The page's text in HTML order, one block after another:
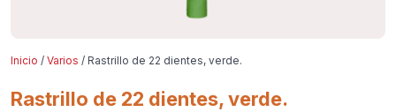
Inicio / Varios / Rastrillo de 22 dientes, verde.
Rastrillo de 22 dientes, verde.